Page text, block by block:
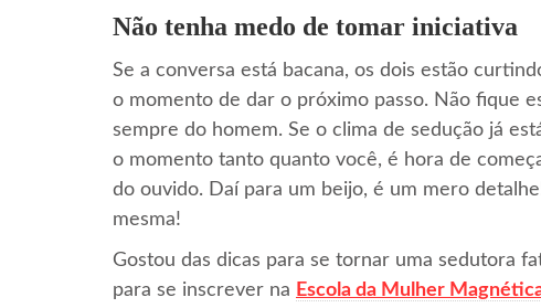
Não tenha medo de tomar iniciativa
Se a conversa está bacana, os dois estão
o momento de dar o próximo passo. Não fique
sempre do homem. Se o clima de sedução já
o momento tanto quanto você, é hora de
do ouvido. Daí para um beijo, é um mero
mesma!
Gostou das dicas para se tornar uma sedutora
para se inscrever na Escola da Mulher